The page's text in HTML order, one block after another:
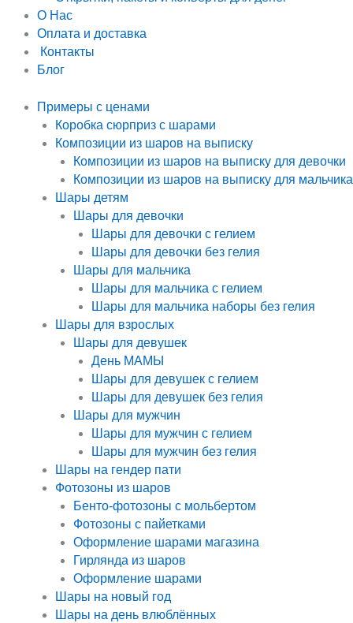
О Нас
Оплата и доставка
Контакты
Блог
Примеры с ценами
Коробка сюрприз с шарами
Композиции из шаров на выписку
Композиции из шаров на выписку для девочки
Композиции из шаров на выписку для мальчика
Шары детям
Шары для девочки
Шары для девочки с гелием
Шары для девочки без гелия
Шары для мальчика
Шары для мальчика с гелием
Шары для мальчика наборы без гелия
Шары для взрослых
Шары для девушек
День МАМЫ
Шары для девушек с гелием
Шары для девушек без гелия
Шары для мужчин
Шары для мужчин с гелием
Шары для мужчин без гелия
Шары на гендер пати
Фотозоны из шаров
Бенто-фотозоны с мольбертом
Фотозоны с пайетками
Оформление шарами магазина
Гирлянда из шаров
Оформление шарами
Шары на новый год
Шары на день влюблённых